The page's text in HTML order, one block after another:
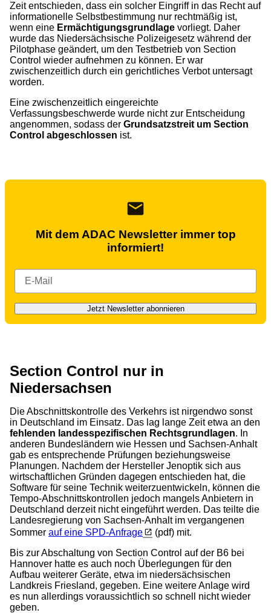
Zeit entschieden, dass ein solcher Eingriff in das Recht auf
informationelle Selbstbestimmung nur rechtmäßig ist,
wenn eine Ermächtigungsgrundlage vorliegt. Daher
wurde das Niedersächsische Polizeigesetz während der
Pilotphase geändert, um den Testbetrieb von Section
Control wieder aufnehmen zu können. Er war
zwischenzeitlich durch ein gerichtliches Verbot untersagt
worden.
Eine zwischenzeitlich eingereichte
Verfassungsbeschwerde wurde nicht zur Entscheidung
angenommen, sodass der Grundsatzstreit um Section
Control abgeschlossen ist.
Mit dem ADAC Newsletter immer top
informiert!
Jetzt Newsletter abonnieren
Section Control nur in
Niedersachsen
Die Abschnittskontrolle des Verkehrs ist nirgendwo sonst
in Deutschland im Einsatz. Das lag lange Zeit etwa an den
fehlenden landesspezifischen Rechtsgrundlagen. In
anderen Bundesländern wie Hessen und Sachsen-Anhalt
gab es entsprechende Prüfungen beziehungsweise
Planungen. Nachdem der Hersteller Jenoptik sich aus
wirtschaftlichen Gründen dagegen entschieden hat, die
Software für seine Technik weiterzuentwickeln, können die
Tempo-Abschnittskontrollen jedoch mangels Anbietern in
Deutschland derzeit nicht eingeführt werden. Das teilte die
Landesregierung von Sachsen-Anhalt im vergangenen
Sommer auf eine SPD-Anfrage
(pdf) mit.
Bis zur Abschaltung von Section Control auf der B6 bei
Hannover hatte es auch noch Überlegungen für den
Aufbau weiterer Geräte, etwa im niedersächsischen
Landkreis Friesland, gegeben. Eine weitere Anlage wird
es nun allerdings voraussichtlich so schnell nicht wieder
geben.